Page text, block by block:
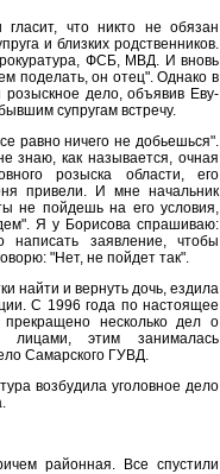
гласит, что никто не обязан
и близких родственников.
ФСБ, МВД. И вновь
поделать, он отец". Однако в
дело, объявив Еву-
супругам встречу.
равно ничего не добьешься".
знаю, как называется, очная
розыска области, его
привели. И мне начальник
не пойдешь на его условия,
Я у Борисова спрашиваю:
заявление, чтобы
"Нет, не пойдет так".
найти и вернуть дочь, ездила
С 1996 года по настоящее
несколько дел о
лицами, этим занималась
Самарского ГУВД.
возбудила уголовное дело
районная. Все спустили